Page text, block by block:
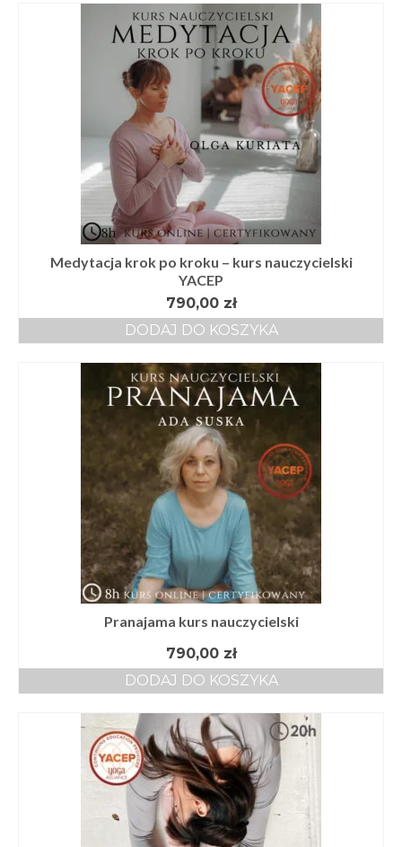
Medytacja krok po kroku – kurs nauczycielski
YACEP
790,00 zł
DODAJ DO KOSZYKA
Pranajama kurs nauczycielski
790,00 zł
DODAJ DO KOSZYKA